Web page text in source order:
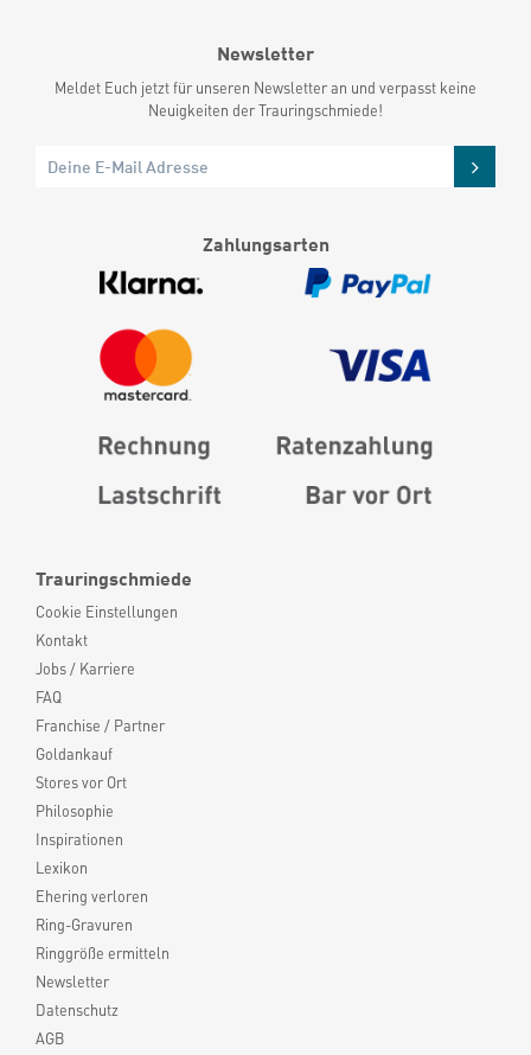
Trauringschmiede
Cookie Einstellungen
Kontakt
Jobs / Karriere
FAQ
Franchise / Partner
Goldankauf
Stores vor Ort
Philosophie
Inspirationen
Lexikon
Ehering verloren
Ring-Gravuren
Ringgröße ermitteln
Newsletter
Datenschutz
AGB
Newsletter
Meldet Euch jetzt für unseren Newsletter an und verpasst keine
Neuigkeiten der Trauringschmiede!
Zahlungsarten